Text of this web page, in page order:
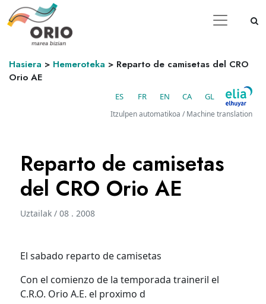
Hasiera > Hemeroteka > Reparto de camisetas del CRO
Orio AE
ES FR EN CA GL
Itzulpen automatikoa / Machine translation
Reparto de camisetas
del CRO Orio AE
Uztailak / 08 . 2008
El sabado reparto de camisetas
Con el comienzo de la temporada traineril el
C.R.O. Orio A.E. el proximo d